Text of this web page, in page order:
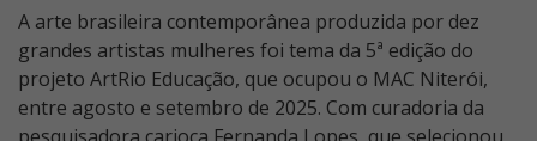
A arte brasileira contemporânea produzida por dez
grandes artistas mulheres foi tema da 5ª edição do
projeto ArtRio Educação, que ocupou o MAC Niterói,
entre agosto e setembro de 2025. Com curadoria da